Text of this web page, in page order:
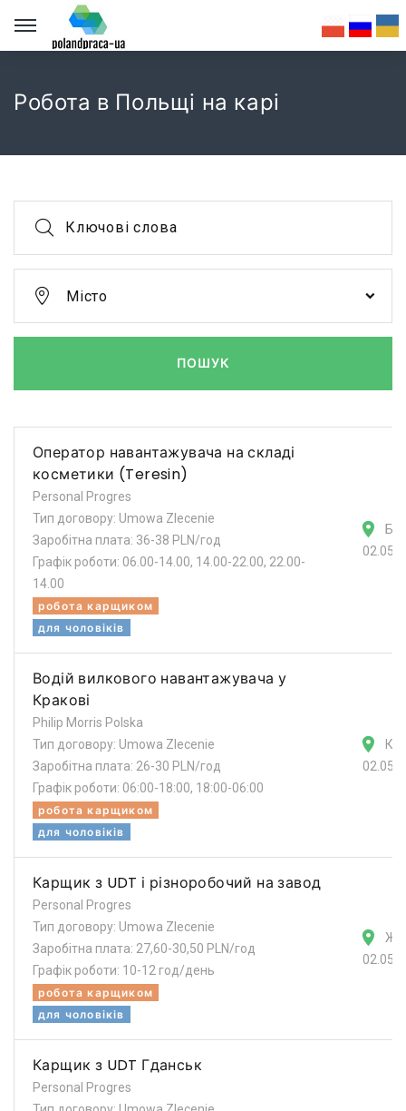
Робота в Польщі на карі
Ключові слова
Місто
ПОШУК
Оператор навантажувача на складі
косметики (Teresin)
Personal Progres
Тип договору: Umowa Zlecenie
Заробітна плата: 36-38 PLN/год
Графік роботи: 06.00-14.00, 14.00-22.00, 22.00-
14.00
робота карщиком
для чоловіків
Водій вилкового навантажувача у
Кракові
Philip Morris Polska
Тип договору: Umowa Zlecenie
Заробітна плата: 26-30 PLN/год
Графік роботи: 06:00-18:00, 18:00-06:00
робота карщиком
для чоловіків
Карщик з UDT і різноробочий на завод
Personal Progres
Тип договору: Umowa Zlecenie
Заробітна плата: 27,60-30,50 PLN/год
Графік роботи: 10-12 год/день
робота карщиком
для чоловіків
Карщик з UDT Гданськ
Personal Progres